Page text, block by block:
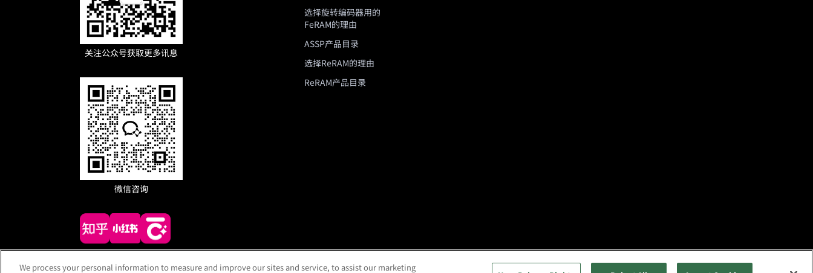
关注公众号获取更多讯息
微信咨询
选择旋转编码器用的
FeRAM的理由
ASSP产品目录
选择ReRAM的理由
ReRAM产品目录
We process your personal information to measure and improve our sites and service, to assist our marketing